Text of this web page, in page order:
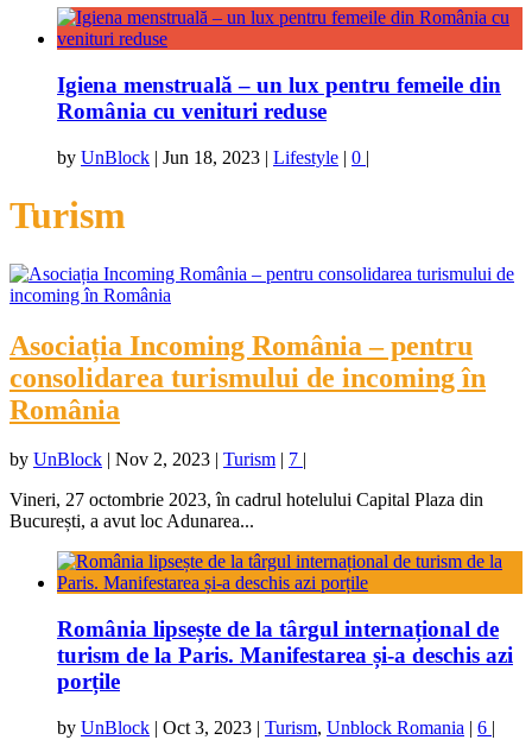
Igiena menstruală – un lux pentru femeile din
România cu venituri reduse
by UnBlock | Jun 18, 2023 | Lifestyle | 0 |
Turism
Asociația Incoming România – pentru
consolidarea turismului de incoming în
România
by UnBlock | Nov 2, 2023 | Turism | 7 |
Vineri, 27 octombrie 2023, în cadrul hotelului Capital Plaza din
București, a avut loc Adunarea...
România lipsește de la târgul internațional de
turism de la Paris. Manifestarea și-a deschis azi
porțile
by UnBlock | Oct 3, 2023 | Turism, Unblock Romania | 6 |